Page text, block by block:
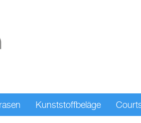
widerstandsfähig – Polytan
– ein Platz für alles und alle!
Kunststoffbeläge